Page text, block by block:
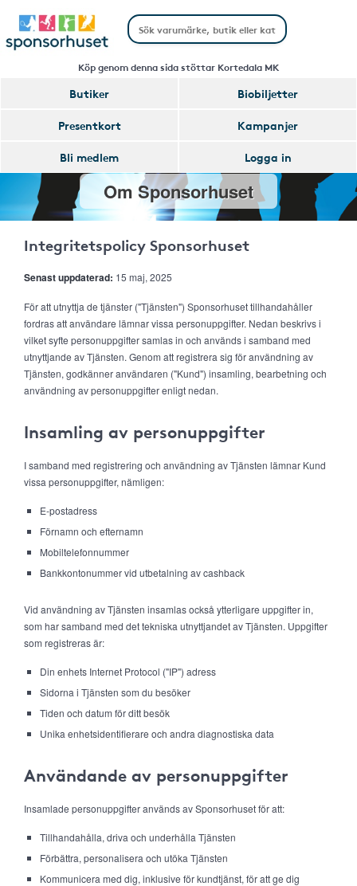
Köp genom denna sida stöttar Kortedala MK
Butiker
Biobiljetter
Presentkort
Kampanjer
Bli medlem
Logga in
Om Sponsorhuset
Integritetspolicy Sponsorhuset
Senast uppdaterad: 15 maj, 2025
För att utnyttja de tjänster ("Tjänsten") Sponsorhuset tillhandahåller
fordras att användare lämnar vissa personuppgifter. Nedan beskrivs i
vilket syfte personuppgifter samlas in och används i samband med
utnyttjande av Tjänsten. Genom att registrera sig för användning av
Tjänsten, godkänner användaren ("Kund") insamling, bearbetning och
användning av personuppgifter enligt nedan.
Insamling av personuppgifter
I samband med registrering och användning av Tjänsten lämnar Kund
vissa personuppgifter, nämligen:
E-postadress
Förnamn och efternamn
Mobiltelefonnummer
Bankkontonummer vid utbetalning av cashback
Vid användning av Tjänsten insamlas också ytterligare uppgifter in,
som har samband med det tekniska utnyttjandet av Tjänsten. Uppgifter
som registreras är:
Din enhets Internet Protocol ("IP") adress
Sidorna i Tjänsten som du besöker
Tiden och datum för ditt besök
Unika enhetsidentifierare och andra diagnostiska data
Användande av personuppgifter
Insamlade personuppgifter används av Sponsorhuset för att:
Tillhandahålla, driva och underhålla Tjänsten
Förbättra, personalisera och utöka Tjänsten
Kommunicera med dig, inklusive för kundtjänst, för att ge dig